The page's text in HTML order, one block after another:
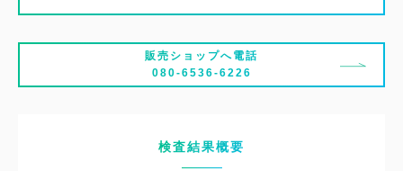
販売ショップへ電話
080-6536-6226
検査結果概要